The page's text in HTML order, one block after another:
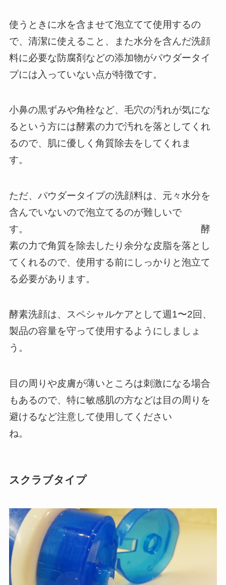
使うときに水を含ませて泡立てて使用するの
で、清潔に使えること、また水分を含んだ洗顔
料に必要な防腐剤などの添加物がパウダータイ
プには入っていない点が特徴です。
小鼻の黒ずみや角栓など、毛穴の汚れが気にな
るという方には酵素の力で汚れを落としてくれ
るので、肌に優しく角質除去をしてくれま
す。
ただ、パウダータイプの洗顔料は、元々水分を
含んでいないので泡立てるのが難しいで
す。 酵
素の力で角質を除去したり余分な皮脂を落とし
てくれるので、使用する前にしっかりと泡立て
る必要があります。
酵素洗顔は、スペシャルケアとして週1〜2回、
製品の容量を守って使用するようにしましょ
う。
目の周りや皮膚が薄いところは刺激になる場合
もあるので、特に敏感肌の方などは目の周りを
避けるなど注意して使用してください
ね。
スクラブタイプ